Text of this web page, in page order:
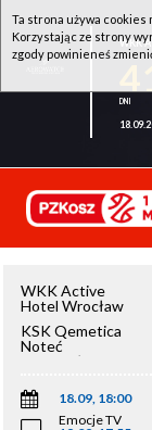
WKK
WKK Active
Hotel Wrocław
KSK Qemetica
Noteć
Inowrocław
18.09, 18:00
Emocje TV
Ta strona używa cookies
Korzystając ze strony
zgody powinieneś